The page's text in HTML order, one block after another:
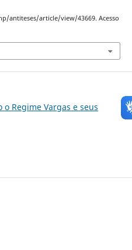
antiteses/article/view/43669. Acesso
o Regime Vargas e seus